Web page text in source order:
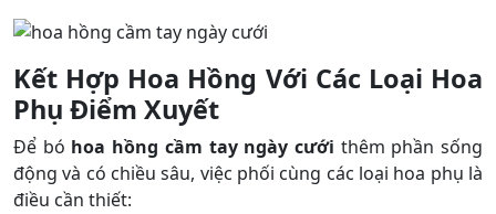
Kết Hợp Hoa Hồng Với Các Loại Hoa
Phụ Điểm Xuyết
Để bó hoa hồng cầm tay ngày cưới thêm phần sống
động và có chiều sâu, việc phối cùng các loại hoa phụ là
điều cần thiết: